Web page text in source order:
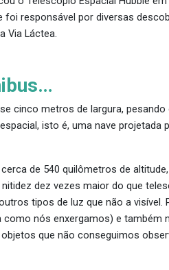
foi responsável por diversas
Via Láctea.
cinco metros de largura, pesando
isto é, uma nave
de 540 quilômetros de
dez vezes maior do que
tipos de luz que não a visível.
nós enxergamos) e também
que não conseguimos